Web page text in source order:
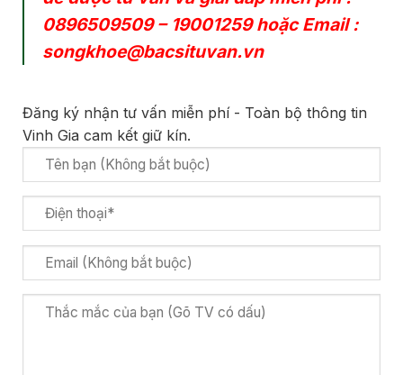
0896509509– 19001259hoặc Email :
songkhoe@bacsituvan.vn
Đăng ký nhận tư vấn miễn phí - Toàn bộ thông tin
Vinh Gia cam kết giữ kín.